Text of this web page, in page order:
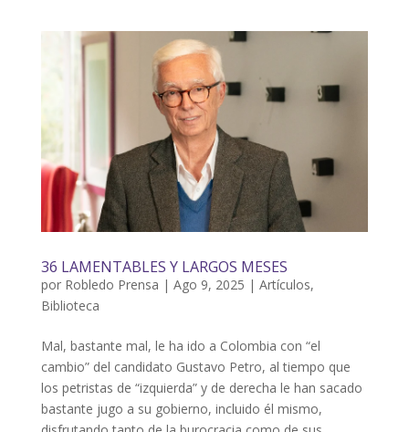
36 LAMENTABLES Y LARGOS MESES
por Robledo Prensa | Ago 9, 2025 | Artículos,
Biblioteca
Mal, bastante mal, le ha ido a Colombia con “el
cambio” del candidato Gustavo Petro, al tiempo que
los petristas de “izquierda” y de derecha le han sacado
bastante jugo a su gobierno, incluido él mismo,